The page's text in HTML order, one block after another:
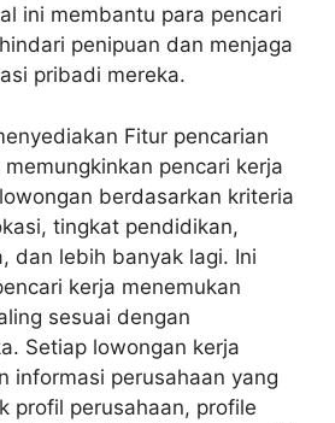
ini membantu para pencari
penipuan dan menjaga
pribadi mereka.
Fitur pencarian
pencari kerja
berdasarkan kriteria
tingkat pendidikan,
dan lebih banyak lagi. Ini
kerja menemukan
sesuai dengan
Setiap lowongan kerja
informasi perusahaan yang
profil perusahaan, profile